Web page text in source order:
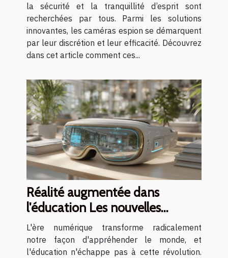
la sécurité et la tranquillité d’esprit sont
recherchées par tous. Parmi les solutions
innovantes, les caméras espion se démarquent
par leur discrétion et leur efficacité. Découvrez
dans cet article comment ces...
Réalité augmentée dans
l'éducation Les nouvelles
méthodes d'apprentissage
interactif
L'ère numérique transforme radicalement
notre façon d'appréhender le monde, et
l'éducation n'échappe pas à cette révolution.